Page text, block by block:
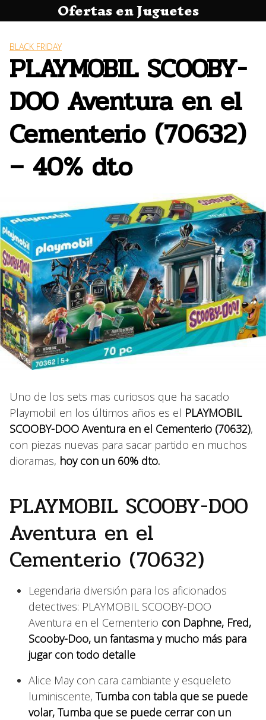
al
Ofertas en Juguetes
BLACK FRIDAY
PLAYMOBIL SCOOBY-
DOO Aventura en el
Cementerio (70632)
– 40% dto
Uno de los sets mas curiosos que ha sacado
Playmobil en los últimos años es el PLAYMOBIL
SCOOBY-DOO Aventura en el Cementerio (70632),
con piezas nuevas para sacar partido en muchos
dioramas, hoy con un 60% dto.
PLAYMOBIL SCOOBY-DOO
Aventura en el
Cementerio (70632)
Legendaria diversión para los aficionados
detectives: PLAYMOBIL SCOOBY-DOO
Aventura en el Cementerio con Daphne, Fred,
Scooby-Doo, un fantasma y mucho más para
jugar con todo detalle
Alice May con cara cambiante y esqueleto
luminiscente, Tumba con tabla que se puede
volar, Tumba que se puede cerrar con un